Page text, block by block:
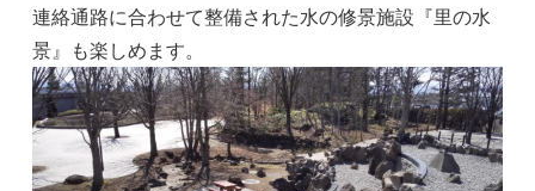
連絡通路に合わせて整備された水の修景施設『里の水
景』も楽しめます。